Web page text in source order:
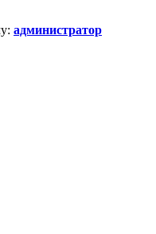
: администратор